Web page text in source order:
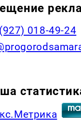
018-49-24